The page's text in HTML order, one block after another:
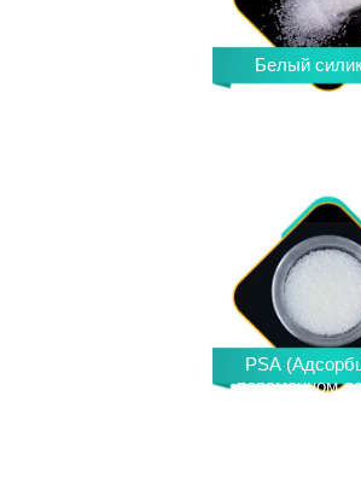
Белый
PSA
переменном